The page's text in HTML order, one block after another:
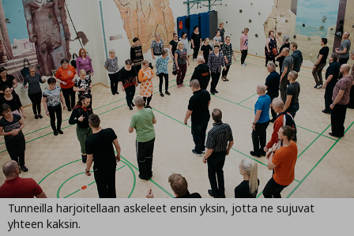
Tunneilla harjoitellaan askeleet ensin yksin, jotta ne sujuvat
yhteen kaksin.